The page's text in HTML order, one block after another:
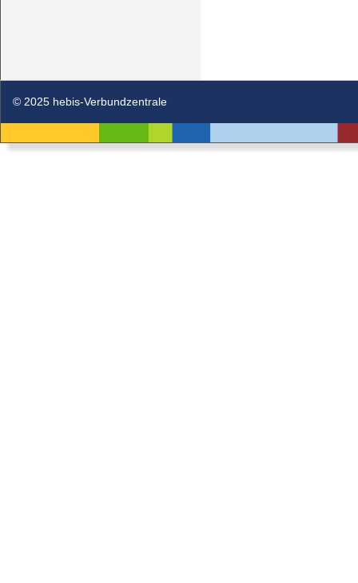
© 2025 hebis-Verbundzentrale